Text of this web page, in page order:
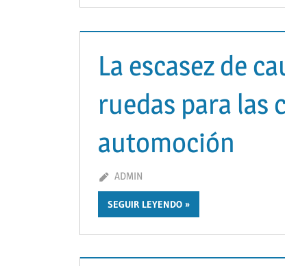
La escasez de
ruedas para las
automoción
ABRIL 16, 2021
ADMIN
SEGUIR LEYENDO